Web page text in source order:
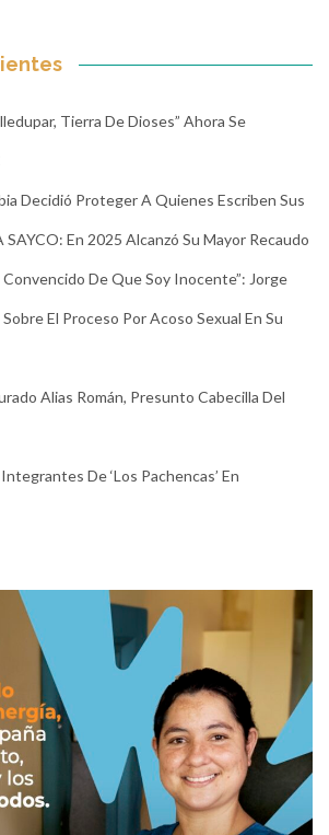
Tierra De Dioses” Ahora Se
Decidió Proteger A Quienes Escriben Sus
En 2025 Alcanzó Su Mayor Recaudo
De Que Soy Inocente”: Jorge
El Proceso Por Acoso Sexual En Su
Alias Román, Presunto Cabecilla Del
De ‘Los Pachencas’ En